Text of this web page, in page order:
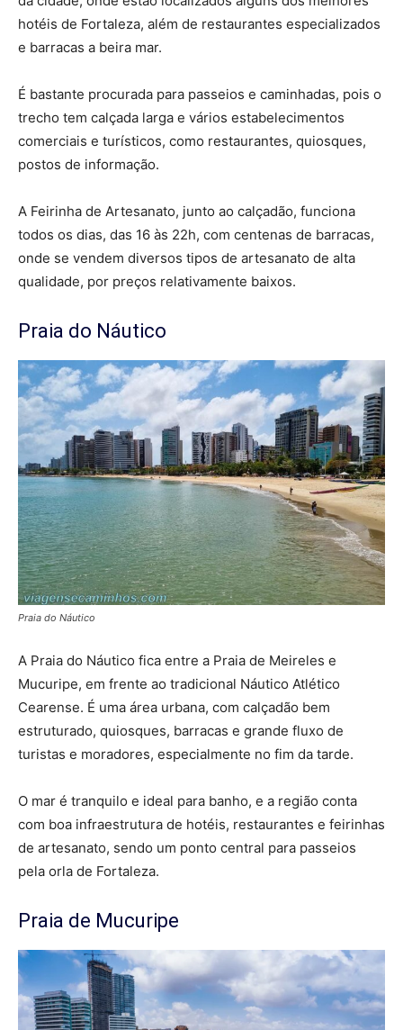
hotéis de Fortaleza, além de restaurantes especializados
e barracas a beira mar.
É bastante procurada para passeios e caminhadas, pois o
trecho tem calçada larga e vários estabelecimentos
comerciais e turísticos, como restaurantes, quiosques,
postos de informação.
A Feirinha de Artesanato, junto ao calçadão, funciona
todos os dias, das 16 às 22h, com centenas de barracas,
onde se vendem diversos tipos de artesanato de alta
qualidade, por preços relativamente baixos.
Praia do Náutico
Praia do Náutico
A Praia do Náutico fica entre a Praia de Meireles e
Mucuripe, em frente ao tradicional Náutico Atlético
Cearense. É uma área urbana, com calçadão bem
estruturado, quiosques, barracas e grande fluxo de
turistas e moradores, especialmente no fim da tarde.
O mar é tranquilo e ideal para banho, e a região conta
com boa infraestrutura de hotéis, restaurantes e feirinhas
de artesanato, sendo um ponto central para passeios
pela orla de Fortaleza.
Praia de Mucuripe